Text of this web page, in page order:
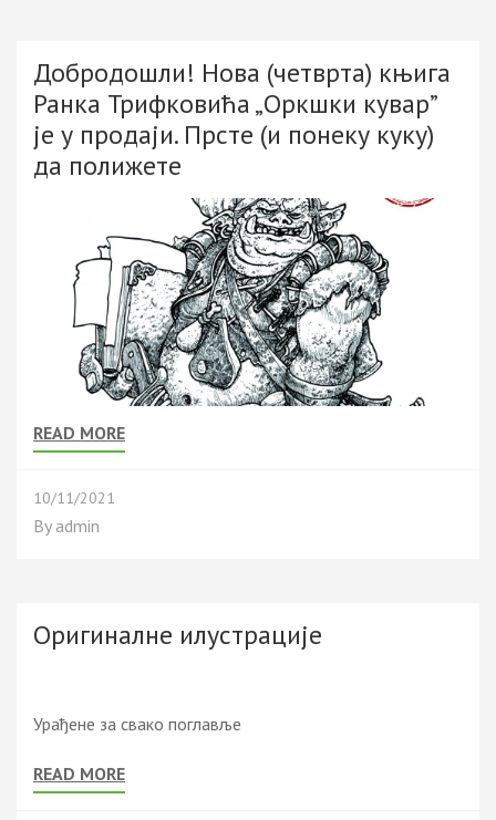
Добродошли! Нова (четврта) књига
Ранка Трифковића „Оркшки кувар”
је у продаји. Прсте (и понеку куку)
да полижете
READ MORE
10/11/2021
By admin
Оригиналне илустрације
Урађене за свако поглавље
READ MORE